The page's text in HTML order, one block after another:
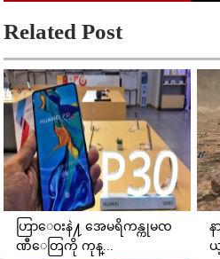
Related Post
ဟြာေဝးနဲ႔ အေမရိကန္ကုမၸ
ဏီေတြကို ကုန္...